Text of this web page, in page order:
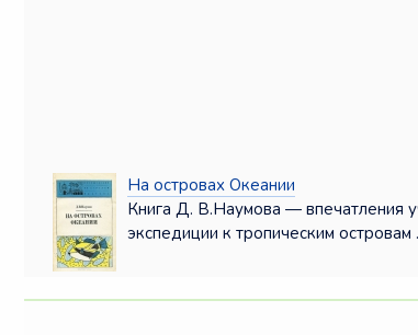
На островах Океании
Книга Д. В.Наумова — впечатления
экспедиции к тропическим островам